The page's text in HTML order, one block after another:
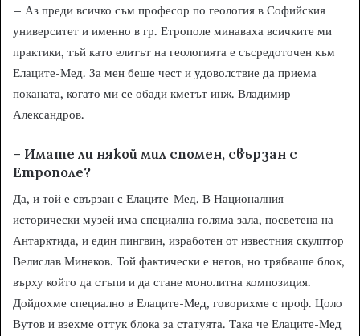
– Аз преди всичко съм професор по геология в Софийския
университет и именно в гр. Етрополе минаваха всичките ми
практики, тъй като елитът на геологията е съсредоточен към
Елаците-Мед. За мен беше чест и удоволствие да приема
поканата, когато ми се обади кметът инж. Владимир
Александров.
– Имате ли някой мил спомен, свързан с
Етрополе?
Да, и той е свързан с Елаците-Мед. В Националния
исторически музей има специална голяма зала, посветена на
Антарктида, и един пингвин, изработен от известния скулптор
Велислав Минеков. Той фактически е негов, но трябваше блок,
върху който да стъпи и да стане монолитна композиция.
Дойдохме специално в Елаците-Мед, говорихме с проф. Цоло
Вутов и взехме оттук блока за статуята. Така че Елаците-Мед